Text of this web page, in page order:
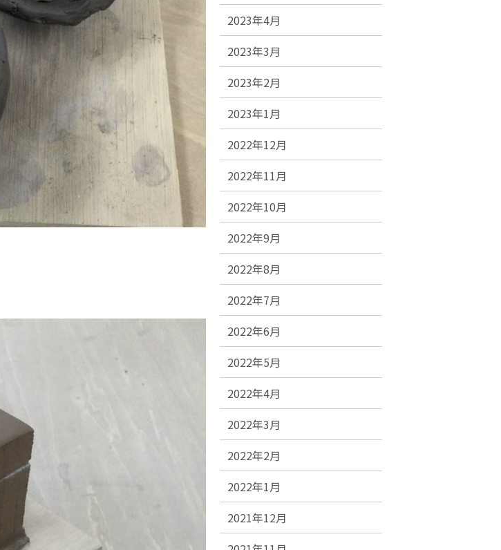
2023年4月
2023年3月
2023年2月
2023年1月
2022年12月
2022年11月
2022年10月
2022年9月
2022年8月
2022年7月
2022年6月
2022年5月
2022年4月
2022年3月
2022年2月
2022年1月
2021年12月